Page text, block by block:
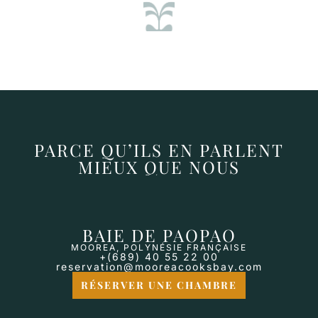
PARCE QU’ILS EN PARLENT
MIEUX QUE NOUS
BAIE DE PAOPAO
MOOREA, POLYNÉSIE FRANÇAISE
+(689) 40 55 22 00
reservation@mooreacooksbay.com
RÉSERVER UNE CHAMBRE